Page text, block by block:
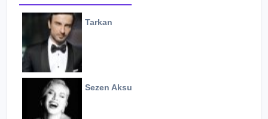
Tarkan
Sezen Aksu